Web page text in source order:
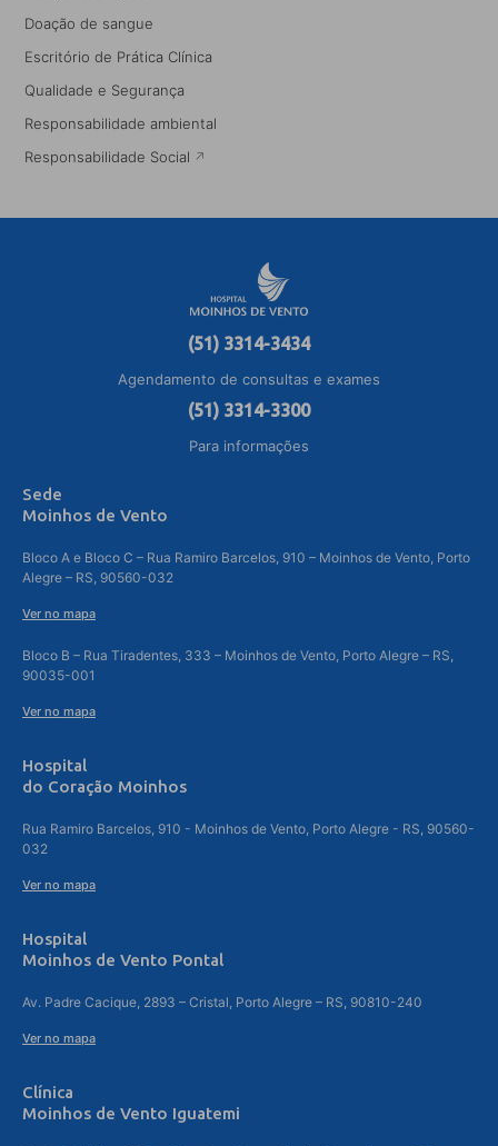
Doação de sangue
Escritório de Prática Clínica
Qualidade e Segurança
Responsabilidade ambiental
Responsabilidade Social
(51) 3314-3434
Agendamento de consultas e exames
(51) 3314-3300
Para informações
Sede
Moinhos de Vento
Bloco A e Bloco C – Rua Ramiro Barcelos, 910 – Moinhos de Vento, Porto
Alegre – RS, 90560-032
Ver no mapa
Bloco B – Rua Tiradentes, 333 – Moinhos de Vento, Porto Alegre – RS,
90035-001
Ver no mapa
Hospital
do Coração Moinhos
Rua Ramiro Barcelos, 910 - Moinhos de Vento, Porto Alegre - RS, 90560-
032
Ver no mapa
Hospital
Moinhos de Vento Pontal
Av. Padre Cacique, 2893 – Cristal, Porto Alegre – RS, 90810-240
Ver no mapa
Clínica
Moinhos de Vento Iguatemi